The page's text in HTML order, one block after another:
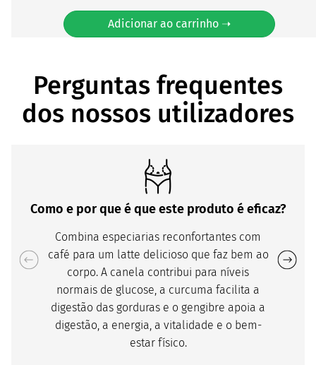
Adicionar ao carrinho ➝
Perguntas frequentes
dos nossos utilizadores
Como e por que é que este produto é eficaz?
Combina especiarias reconfortantes com
café para um latte delicioso que faz bem ao
corpo. A canela contribui para níveis
normais de glucose, a curcuma facilita a
digestão das gorduras e o gengibre apoia a
digestão, a energia, a vitalidade e o bem-
estar físico.